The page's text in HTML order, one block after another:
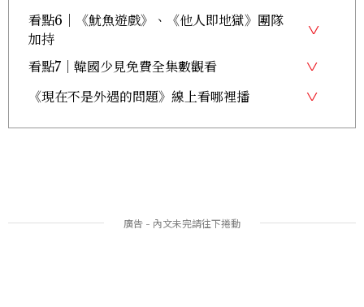
看點6｜《魷魚遊戲》、《他人即地獄》團隊
加持
看點7｜韓國少見免費全集數觀看
《現在不是外遇的問題》線上看哪裡播